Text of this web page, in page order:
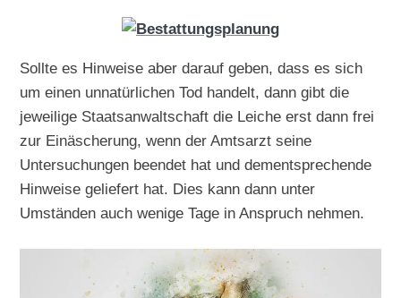
Sollte es Hinweise aber darauf geben, dass es sich
um einen unnatürlichen Tod handelt, dann gibt die
jeweilige Staatsanwaltschaft die Leiche erst dann frei
zur Einäscherung, wenn der Amtsarzt seine
Untersuchungen beendet hat und dementsprechende
Hinweise geliefert hat. Dies kann dann unter
Umständen auch wenige Tage in Anspruch nehmen.